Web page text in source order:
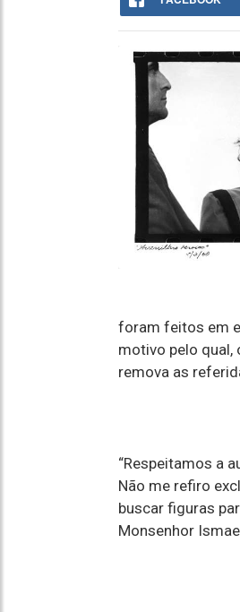
foram feitos em
motivo pelo qual,
remova as
“Respeitamos a
Não me refiro
buscar figuras
Monsenhor